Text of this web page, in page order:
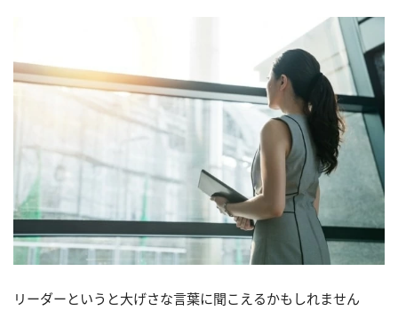
リーダーというと大げさな言葉に聞こえるかもしれません